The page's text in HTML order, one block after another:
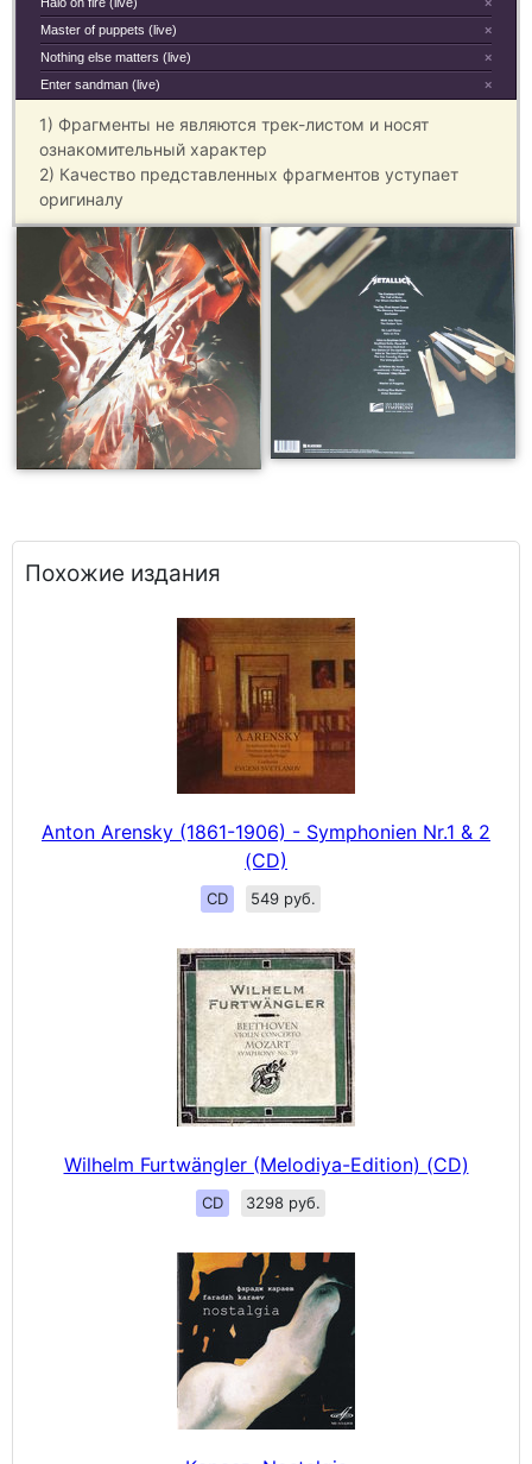
×
Master of puppets (live)
×
Nothing else matters (live)
×
Enter sandman (live)
1) Фрагменты не являются трек-листом и носят
ознакомительный характер
2) Качество представленных фрагментов уступает
оригиналу
Похожие издания
Anton Arensky (1861-1906) - Symphonien Nr.1 & 2
(CD)
CD 549 руб.
Wilhelm Furtwängler (Melodiya-Edition) (CD)
CD 3298 руб.